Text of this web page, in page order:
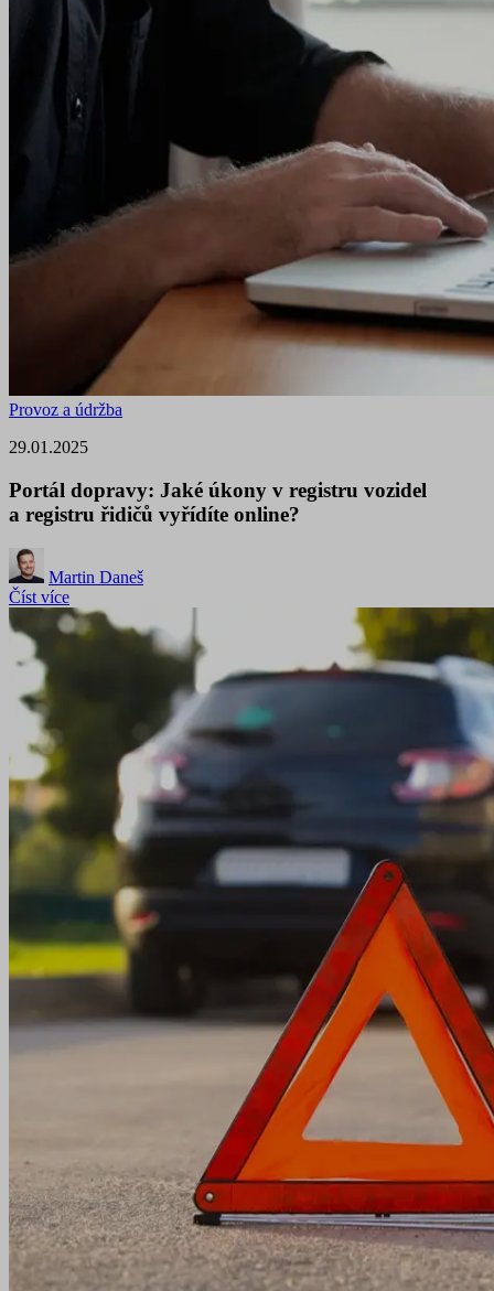
Provoz a údržba
29.01.2025
Portál dopravy: Jaké úkony v registru vozidel
a registru řidičů vyřídíte online?
Martin Daneš
Číst více